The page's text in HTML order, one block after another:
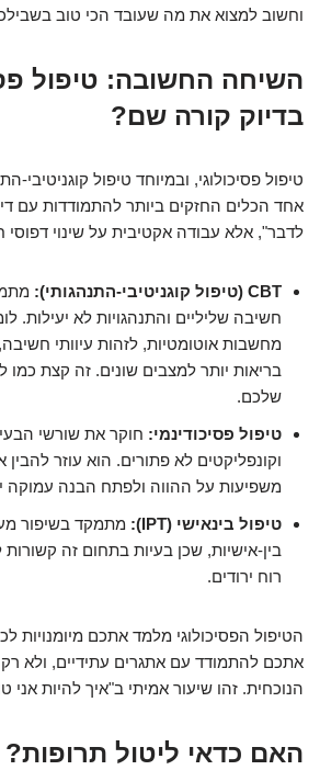
וחשוב למצוא את מה שעובד הכי טוב
השיחה החשובה: טיפול
בדיוק קורה שם?
אחד הכלים החזקים ביותר להתמודדות עם
לדבר", אלא עבודה אקטיבית על שינוי דפוסי
CBT (טיפול קוגניטיבי-התנהגותי):
חשיבה שליליים והתנהגויות לא יעילות.
מחשבות אוטומטיות, לזהות עיוותי
בריאות יותר למצבים שונים. זה קצת
שלכם.
טיפול פסיכודינמי: חוקר את שורשי
וקונפליקטים לא פתורים. הוא עוזר להבין
משפיעות על ההווה ולפתח הבנה עמוקה
טיפול בינאישי (IPT):
מתמקד בשיפור
בין-אישיות, שכן בעיות בתחום זה
רוח ירודים.
הטיפול הפסיכולוגי מלמד אתכם מיומנויות
אתכם להתמודד עם אתגרים עתידיים, ולא
הנוכחית. זהו שיעור אמיתי ב"איך להיות אני
האם כדאי ליטול